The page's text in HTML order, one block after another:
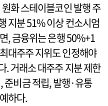
화 스테이블코인 발행 주
지분 51% 이상 컨소시엄
, 금융위는 은행 50%+1
대주주 지위도 인정해야
. 거래소 대주주 지분 제한
비금 적립, 발행·유통
하다.